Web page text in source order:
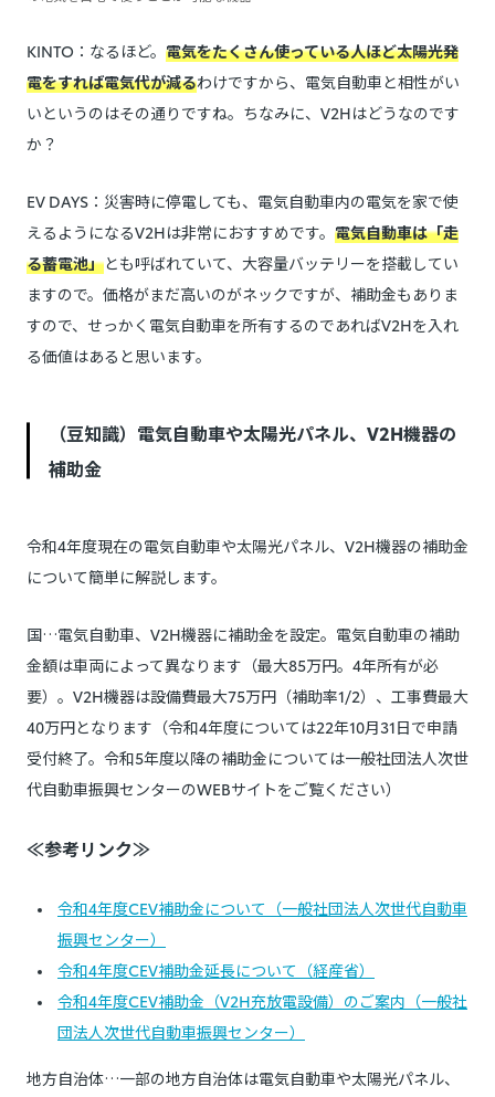
KINTO：なるほど。 電気をたくさん使っている人ほど太陽光発
電をすれば電気代が減るわけですから、電気自動車と相性がい
いというのはその通りですね。ちなみに、V2Hはどうなのです
か？
EV DAYS：災害時に停電しても、電気自動車内の電気を家で使
えるようになるV2Hは非常におすすめです。 電気自動車は「走
る蓄電池」とも呼ばれていて、大容量バッテリーを搭載してい
ますので。価格がまだ高いのがネックですが、補助金もありま
すので、せっかく電気自動車を所有するのであればV2Hを入れ
る価値はあると思います。
（豆知識）電気自動車や太陽光パネル、V2H機器の
補助金
令和4年度現在の電気自動車や太陽光パネル、V2H機器の補助金
について簡単に解説します。
国…電気自動車、V2H機器に補助金を設定。電気自動車の補助
金額は車両によって異なります（最大85万円。4年所有が必
要）。V2H機器は設備費最大75万円（補助率1/2）、工事費最大
40万円となります（令和4年度については22年10月31日で申請
受付終了。令和5年度以降の補助金については一般社団法人次世
代自動車振興センターのWEBサイトをご覧ください）
≪参考リンク≫
令和4年度CEV補助金について（一般社団法人次世代自動車
振興センター）
令和4年度CEV補助金延長について（経産省）
令和4年度CEV補助金（V2H充放電設備）のご案内（一般社
団法人次世代自動車振興センター）
地方自治体…一部の地方自治体は電気自動車や太陽光パネル、